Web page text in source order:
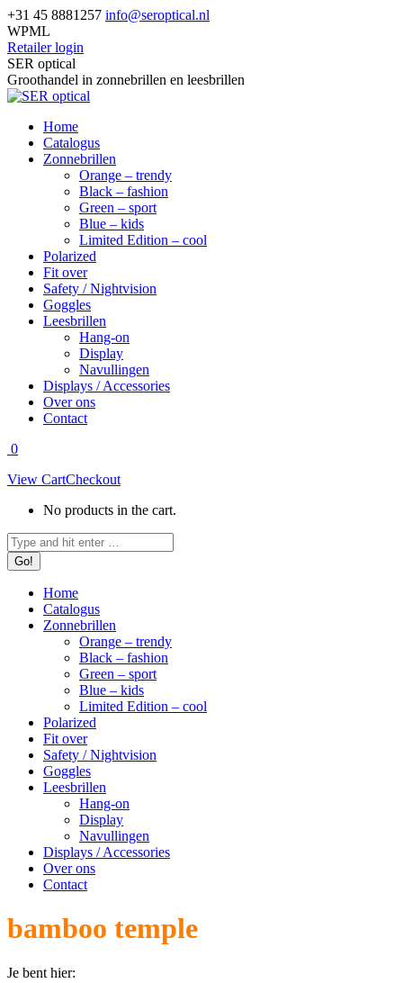
Skip
to
content
+31 45 8881257 info@seroptical.nl
WPML
Retailer login
Facebook
page
opens
new
window
SER optical
Groothandel in zonnebrillen en leesbrillen
Home
Catalogus
Zonnebrillen
Orange – trendy
Black – fashion
Green – sport
Blue – kids
Limited Edition – cool
Polarized
Fit over
Safety / Nightvision
Goggles
Leesbrillen
Hang-on
Display
Navullingen
Displays / Accessories
Over ons
Contact
0
View CartCheckout
No products in the cart.
Search:
Home
Catalogus
Zonnebrillen
Orange – trendy
Black – fashion
Green – sport
Blue – kids
Limited Edition – cool
Polarized
Fit over
Safety / Nightvision
Goggles
Leesbrillen
Hang-on
Display
Navullingen
Displays / Accessories
Over ons
Contact
bamboo temple
Je bent hier: